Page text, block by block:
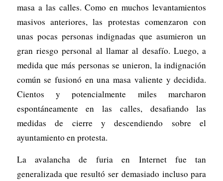
masa a las calles. Como en muchos levantamientos
masivos anteriores, las protestas comenzaron con
unas pocas personas indignadas que asumieron un
gran riesgo personal al llamar al desafío. Luego, a
medida que más personas se unieron, la indignación
común se fusionó en una masa valiente y decidida.
Cientos y potencialmente miles marcharon
espontáneamente en las calles, desafiando las
medidas de cierre y descendiendo sobre el
ayuntamiento en protesta.
La avalancha de furia en Internet fue tan
generalizada que resultó ser demasiado incluso para